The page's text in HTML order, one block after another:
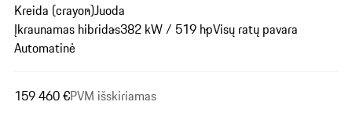
Kreida (crayon)Juoda
Įkraunamas hibridas382 kW / 519 hpVisų ratų pavara
Automatinė
159 460 €PVM išskiriamas